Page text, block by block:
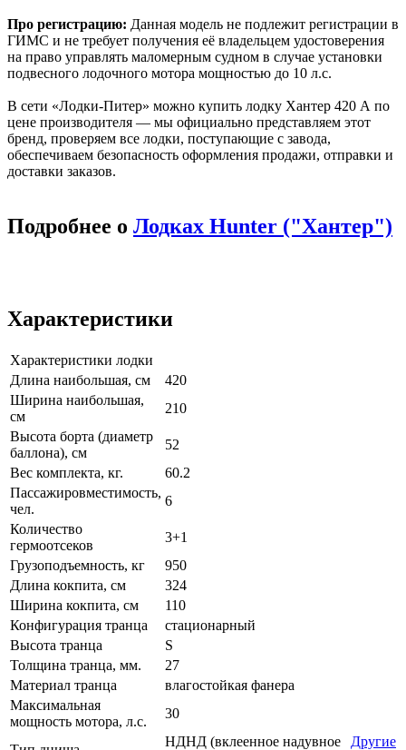
Про регистрацию: Данная модель не подлежит регистрации в
ГИМС и не требует получения её владельцем удостоверения
на право управлять маломерным судном в случае установки
подвесного лодочного мотора мощностью до 10 л.с.
В сети «Лодки-Питер» можно купить лодку Хантер 420 А по
цене производителя — мы официально представляем этот
бренд, проверяем все лодки, поступающие с завода,
обеспечиваем безопасность оформления продажи, отправки и
доставки заказов.
Подробнее о Лодках Hunter ("Хантер")
Характеристики
Характеристики лодки
Длина наибольшая, см
420
Ширина наибольшая,
см
210
Высота борта (диаметр
баллона), см
52
Вес комплекта, кг.
60.2
Пассажировместимость,
чел.
6
Количество
гермоотсеков
3+1
Грузоподъемность, кг
950
Длина кокпита, см
324
Ширина кокпита, см
110
Конфигурация транца
стационарный
Высота транца
S
Толщина транца, мм.
27
Материал транца
влагостойкая фанера
Максимальная
мощность мотора, л.с.
30
НДНД (вклеенное надувное Другие